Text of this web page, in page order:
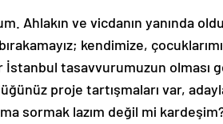
Ahlakın ve vicdanın yanında
kendimize,
İstanbul tasavvurumuzun olması
proje tartışmaları var,
sormak lazım değil mi